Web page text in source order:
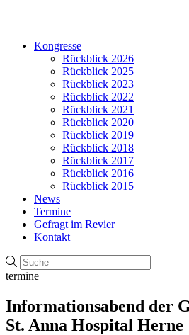
Kongresse
Rückblick 2026
Rückblick 2025
Rückblick 2023
Rückblick 2022
Rückblick 2021
Rückblick 2020
Rückblick 2019
Rückblick 2018
Rückblick 2017
Rückblick 2016
Rückblick 2015
News
Termine
Gefragt im Revier
Kontakt
termine
Informationsabend der
St. Anna Hospital Herne